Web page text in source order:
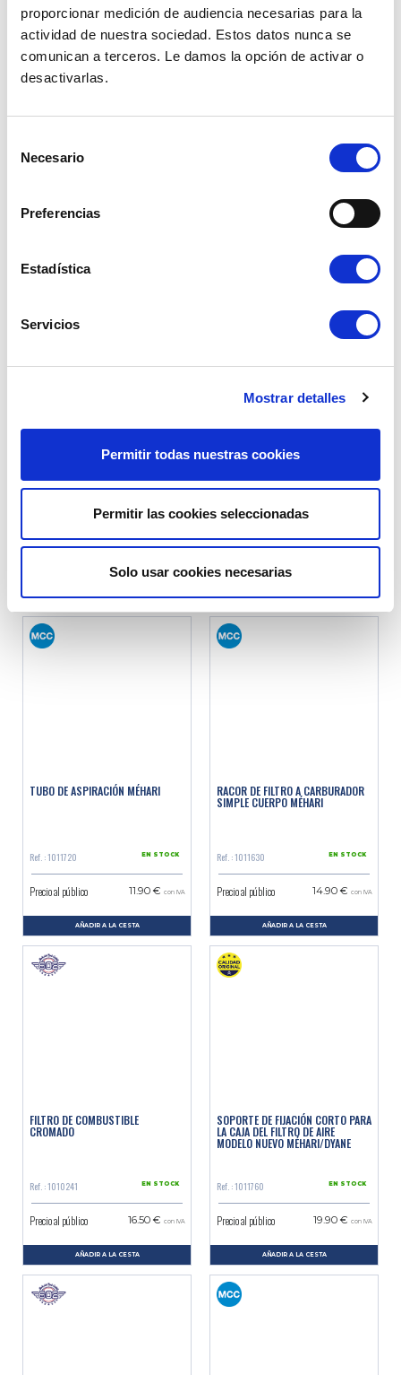
proporcionar medición de audiencia necesarias para la
actividad de nuestra sociedad. Estos datos nunca se
comunican a terceros. Le damos la opción de activar o
desactivarlas.
Necesario
Preferencias
Estadística
Servicios
Mostrar detalles
Permitir todas nuestras cookies
Permitir las cookies seleccionadas
Solo usar cookies necesarias
AÑADIR A LA CESTA
CARTUCHO DEL FILTRO DE AIRE
METÁLICA
AÑADIR A LA CESTA
TUBO CORTO ENTRE FILTRO Y
AÑADIR A LA CESTA
TUBO DE ASPIRACIÓN MÉHARI
Ref. : 1011720 EN STOCK
Precio al público 11.90 € con IVA
AÑADIR A LA CESTA
RACOR DE FILTRO A CARBURADOR
SIMPLE CUERPO MÉHARI
Ref. : 1011630 EN STOCK
Precio al público 14.90 € con IVA
AÑADIR A LA CESTA
FILTRO DE COMBUSTIBLE
CROMADO
Ref. : 1010241 EN STOCK
Precio al público 16.50 € con IVA
AÑADIR A LA CESTA
SOPORTE DE FIJACIÓN CORTO PARA
LA CAJA DEL FILTRO DE AIRE
MODELO NUEVO MÉHARI/DYANE
Ref. : 1011760 EN STOCK
Precio al público 19.90 € con IVA
AÑADIR A LA CESTA